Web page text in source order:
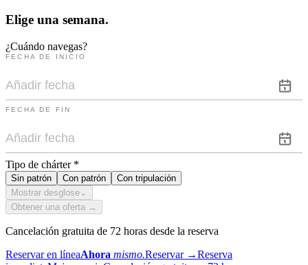
Elige una semana.
¿Cuándo navegas?
FECHA DE INICIO
FECHA DE FIN
Tipo de chárter *
Sin patrón Con patrón
Con tripulación
Mostrar desglose ⌄
Obtener una oferta →
Cancelación gratuita de 72 horas desde la reserva
Reservar en líneaAhora mismo.Reservar →Reserva